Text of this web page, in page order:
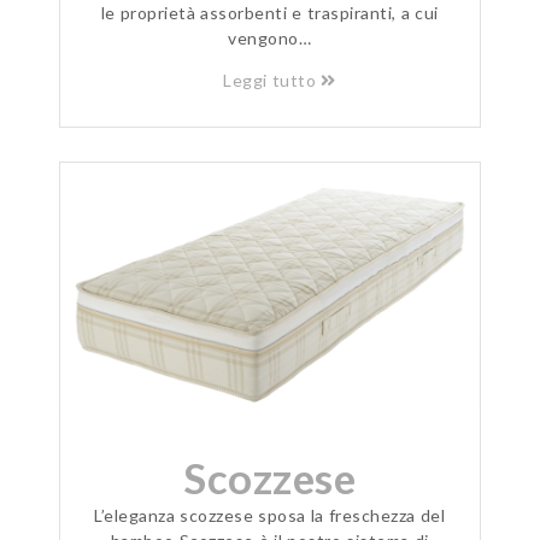
le proprietà assorbenti e traspiranti, a cui
vengono…
Leggi tutto
Scozzese
L’eleganza scozzese sposa la freschezza del